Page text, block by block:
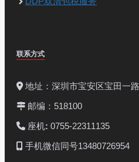
联系方式
地址：深圳市宝安区宝田一
邮编：518100
座机: 0755-22311135
手机微信同号13480726954